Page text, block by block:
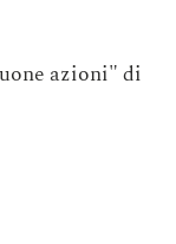
azioni" di